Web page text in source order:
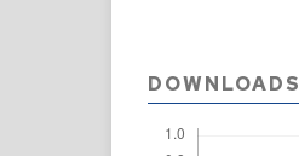
DOWNLOADS